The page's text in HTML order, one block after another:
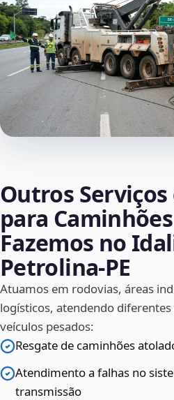
Outros
para
Fazemos no
Petrolina‑PE
Atuamos em rodovias, áreas
logísticos, atendendo
veículos pesados:
Resgate de caminhões
Atendimento a falhas no
transmissão